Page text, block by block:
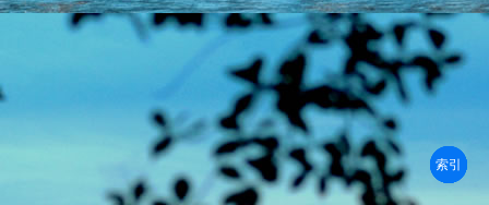
部首
笔划
拼音
潮拼